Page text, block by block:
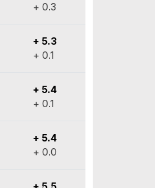
+ 0.3
+ 5.3
+ 0.1
+ 5.4
+ 0.1
+ 5.4
+ 0.0